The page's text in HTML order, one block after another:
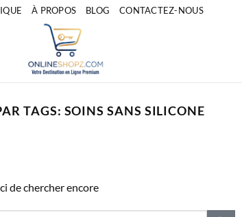
À PROPOS BLOG CONTACTEZ-NOUS
TAGS: SOINS SANS SILICONE
de chercher encore